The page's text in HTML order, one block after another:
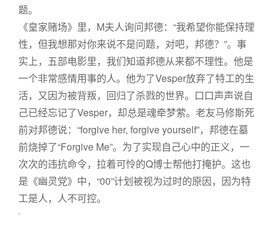
题。
《皇家赌场》里，M夫人询问邦德：“我希望你能保持理
性，但我想那对你来说不是问题，对吧，邦德？”。事
实上，五部电影里，我们知道邦德从来都不理性。他是
一个非常感情用事的人。他为了Vesper放弃了特工的生
活，又因为被背叛，回归了杀戮的世界。口口声声说自
己已经忘记了Vesper，却总是魂牵梦萦。老友马修斯死
前对邦德说：“forgive her, forgive yourself”，邦德在墓
前烧掉了“Forgive Me”。为了实现自己心中的正义，一
次次的违抗命令，拉着可怜的Q博士帮他打掩护。这也
是《幽灵党》中，“00”计划被视为过时的原因，因为特
工是人，人不可控。